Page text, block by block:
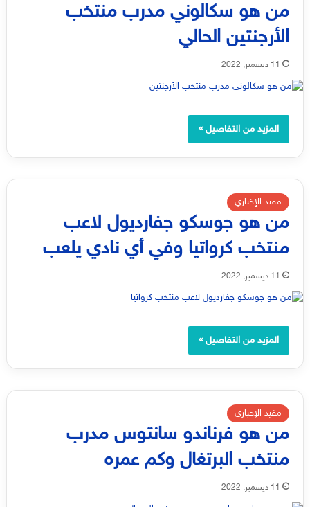
من هو سكالوني مدرب منتخب
الأرجنتين الحالي
11 ديسمبر, 2022
المزيد من التفاصيل »
مفيد الإخباري
من هو جوسكو جفارديول لاعب
منتخب كرواتيا وفي أي نادي يلعب
11 ديسمبر, 2022
المزيد من التفاصيل »
مفيد الإخباري
من هو فرناندو سانتوس مدرب
منتخب البرتغال وكم عمره
11 ديسمبر, 2022